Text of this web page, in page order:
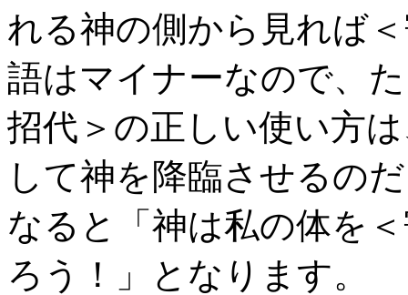
れる神の側から見れば
語はマイナーなので、
招代＞の正しい使い方
して神を降臨させるの
なると「神は私の体を
ろう！」となります。